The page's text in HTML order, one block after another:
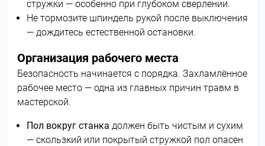
стружки — особенно при глубоком сверлении.
Не тормозите шпиндель рукой после выключения
— дождитесь естественной остановки.
Организация рабочего места
Безопасность начинается с порядка. Захламлённое
рабочее место — одна из главных причин травм в
мастерской.
Пол вокруг станка должен быть чистым и сухим
— скользкий или покрытый стружкой пол опасен